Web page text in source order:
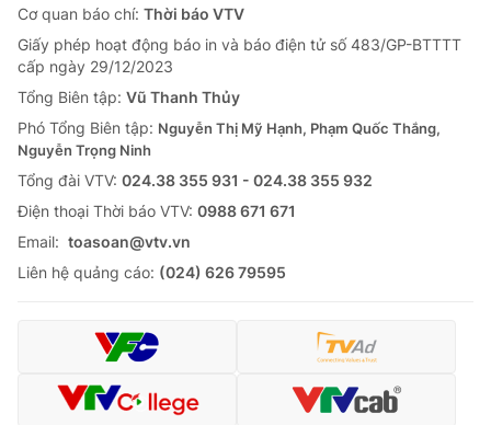
Cơ quan báo chí: Thời báo VTV
Giấy phép hoạt động báo in và báo điện tử số 483/GP-BTTTT
cấp ngày 29/12/2023
Tổng Biên tập: Vũ Thanh Thủy
Phó Tổng Biên tập: Nguyễn Thị Mỹ Hạnh, Phạm Quốc Thắng,
Nguyễn Trọng Ninh
Tổng đài VTV: 024.38 355 931 - 024.38 355 932
Ðiện thoại Thời báo VTV: 0988 671 671
Email: toasoan@vtv.vn
Liên hệ quảng cáo: (024) 626 79595